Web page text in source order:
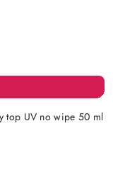
top UV no wipe 50 ml